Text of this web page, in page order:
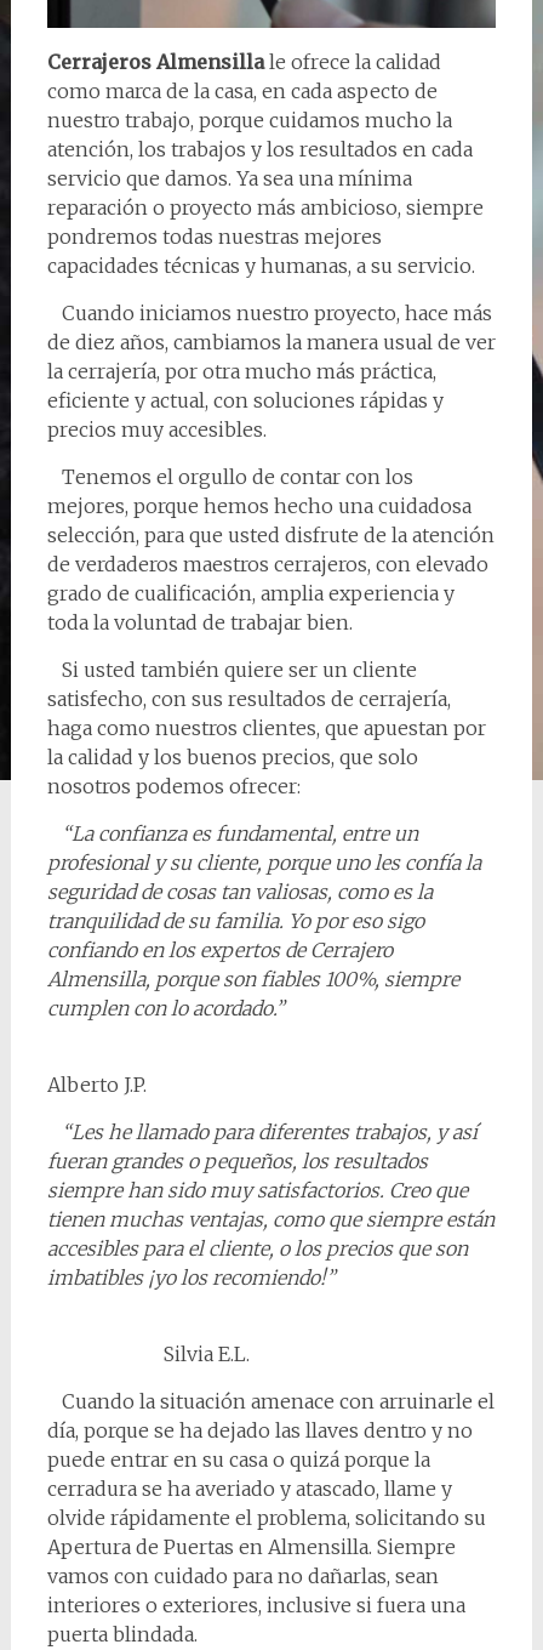
Cerrajeros Almensillale ofrece la calidad
como marca de la casa, en cada aspecto de
nuestro trabajo, porque cuidamos mucho la
atención, los trabajos y los resultados en cada
servicio que damos. Ya sea una mínima
reparación o proyecto más ambicioso, siempre
pondremos todas nuestras mejores
capacidades técnicas y humanas, a su servicio.
Cuando iniciamos nuestro proyecto, hace más
de diez años, cambiamos la manera usual de ver
la cerrajería, por otra mucho más práctica,
eficiente y actual, con soluciones rápidas y
precios muy accesibles.
Tenemos el orgullo de contar con los
mejores, porque hemos hecho una cuidadosa
selección, para que usted disfrute de la atención
de verdaderos maestros cerrajeros, con elevado
grado de cualificación, amplia experiencia y
toda la voluntad de trabajar bien.
Si usted también quiere ser un cliente
satisfecho, con sus resultados de cerrajería,
haga como nuestros clientes, que apuestan por
la calidad y los buenos precios, que solo
nosotros podemos ofrecer:
“La confianza es fundamental, entre un
profesional y su cliente, porque uno les confía la
seguridad de cosas tan valiosas, como es la
tranquilidad de su familia. Yo por eso sigo
confiando en los expertos de Cerrajero
Almensilla, porque son fiables 100%, siempre
cumplen con lo acordado.”
Alberto J.P.
“Les he llamado para diferentes trabajos, y así
fueran grandes o pequeños, los resultados
siempre han sido muy satisfactorios. Creo que
tienen muchas ventajas, como que siempre están
accesibles para el cliente, o los precios que son
imbatibles ¡yo los recomiendo!”
Silvia E.L.
Cuando la situación amenace con arruinarle el
día, porque se ha dejado las llaves dentro y no
puede entrar en su casa o quizá porque la
cerradura se ha averiado y atascado, llame y
olvide rápidamente el problema, solicitando su
Apertura de Puertas en Almensilla. Siempre
vamos con cuidado para no dañarlas, sean
interiores o exteriores, inclusive si fuera una
puerta blindada.